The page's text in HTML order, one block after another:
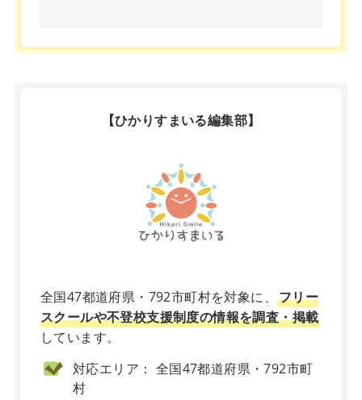
【ひかりすまいる編集部】
全国47都道府県・792市町村を対象に、 フリー
スクールや不登校支援制度の情報を調査・掲載
しています。
対応エリア： 全国47都道府県・792市町
村